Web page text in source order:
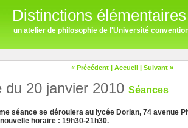
Distinctions élémentaires
un atelier de philosophie de l'Université
« Précédent | Accueil | Suivant »
du 20 janvier 2010 Séances
séance se déroulera au lycée Dorian, 74 avenue
horaire : 19h30-21h30.